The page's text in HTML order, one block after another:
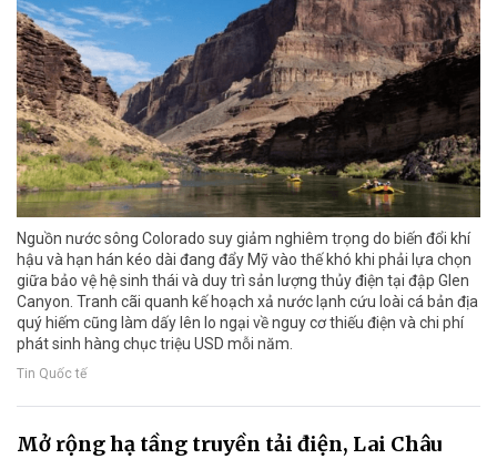
Nguồn nước sông Colorado suy giảm nghiêm trọng do biến đổi khí
hậu và hạn hán kéo dài đang đẩy Mỹ vào thế khó khi phải lựa chọn
giữa bảo vệ hệ sinh thái và duy trì sản lượng thủy điện tại đập Glen
Canyon. Tranh cãi quanh kế hoạch xả nước lạnh cứu loài cá bản địa
quý hiếm cũng làm dấy lên lo ngại về nguy cơ thiếu điện và chi phí
phát sinh hàng chục triệu USD mỗi năm.
Tin Quốc tế
Mở rộng hạ tầng truyền tải điện, Lai Châu